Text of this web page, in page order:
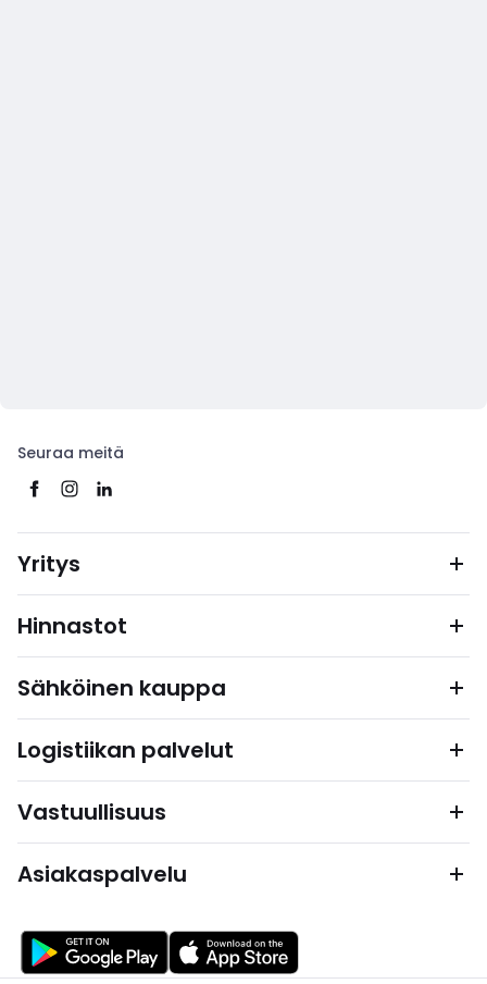
Seuraa meitä
Yritys
Hinnastot
Sähköinen kauppa
Logistiikan palvelut
Vastuullisuus
Asiakaspalvelu